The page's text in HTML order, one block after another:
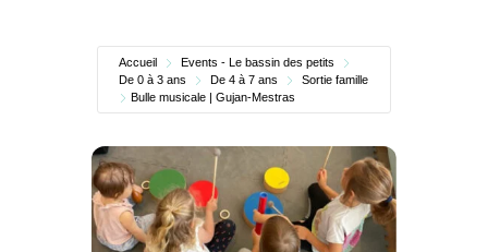
Accueil
Events - Le bassin des petits
De 0 à 3 ans
De 4 à 7 ans
Sortie famille
Bulle musicale | Gujan-Mestras